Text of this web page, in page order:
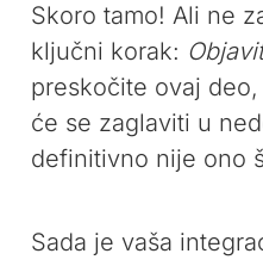
Skoro tamo! Ali ne
ključni korak:
preskočite ovaj
će se zaglaviti u
definitivno nije ono
Sada je vaša